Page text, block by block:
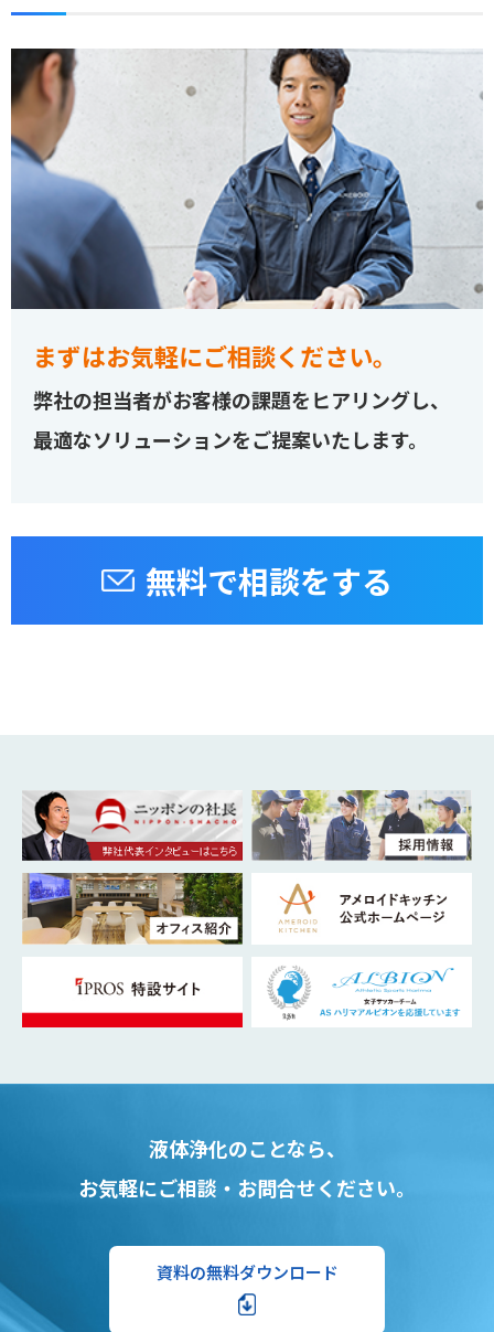
まずはお気軽にご相談ください。
弊社の担当者がお客様の課題をヒアリングし、
最適なソリューションをご提案いたします。
無料で相談をする
液体浄化のことなら、
お気軽にご相談・お問合せください。
資料の無料ダウンロード